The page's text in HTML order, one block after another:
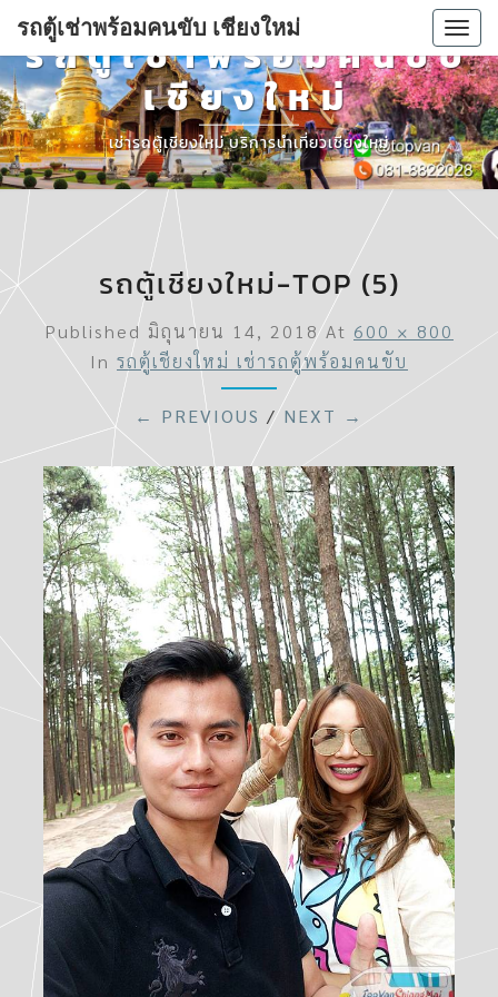
รถตู้เช่าพร้อมคนขับ เชียงใหม่
รถตู้เช่าพร้อมคนขับ
เชียงใหม่
เช่ารถตู้เชียงใหม่ บริการนำเที่ยวเชียงใหม่
รถตู้เชียงใหม่-TOP (5)
Published มิถุนายน 14, 2018At 600 × 800
In รถตู้เชียงใหม่ เช่ารถตู้พร้อมคนขับ
← PREVIOUS /NEXT →